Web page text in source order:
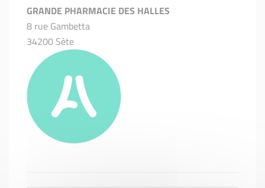
GRANDE PHARMACIE DES HALLES
8 rue Gambetta
34200 Sète